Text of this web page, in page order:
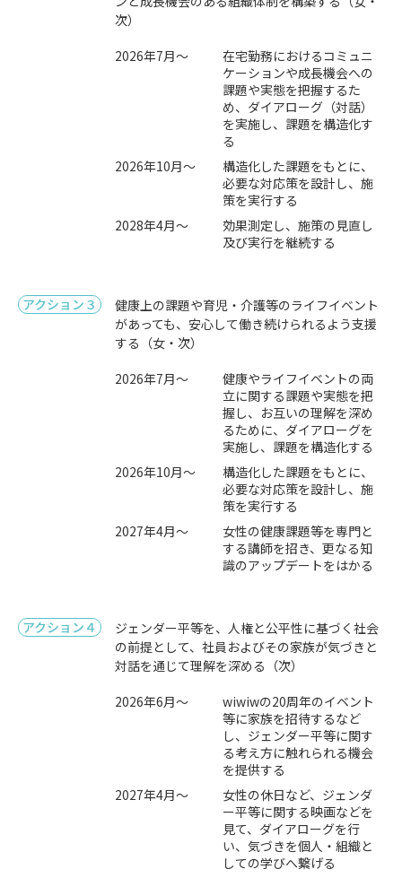
次）
2026年7月～
在宅勤務におけるコミュニ
ケーションや成長機会への
課題や実態を把握するた
め、ダイアローグ（対話）
を実施し、課題を構造化す
る
2026年10月～
構造化した課題をもとに、
必要な対応策を設計し、施
策を実行する
2028年4月～
効果測定し、施策の見直し
及び実行を継続する
アクション３
健康上の課題や育児・介護等のライフイベント
があっても、安心して働き続けられるよう支援
する（女・次）
2026年7月～
健康やライフイベントの両
立に関する課題や実態を把
握し、お互いの理解を深め
るために、ダイアローグを
実施し、課題を構造化する
2026年10月～
構造化した課題をもとに、
必要な対応策を設計し、施
策を実行する
2027年4月～
女性の健康課題等を専門と
する講師を招き、更なる知
識のアップデートをはかる
アクション４
ジェンダー平等を、人権と公平性に基づく社会
の前提として、社員およびその家族が気づきと
対話を通じて理解を深める（次）
2026年6月～
wiwiwの20周年のイベント
等に家族を招待するなど
し、ジェンダー平等に関す
る考え方に触れられる機会
を提供する
2027年4月～
女性の休日など、ジェンダ
ー平等に関する映画などを
見て、ダイアローグを行
い、気づきを個人・組織と
しての学びへ繋げる